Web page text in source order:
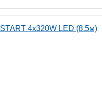
4x320W LED (8.5м)